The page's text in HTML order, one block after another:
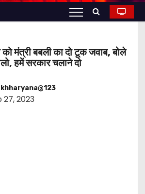
मंत्री बबली का दो टूक जवाब, बोले
हमें सरकार चलाने दो
27, 2023